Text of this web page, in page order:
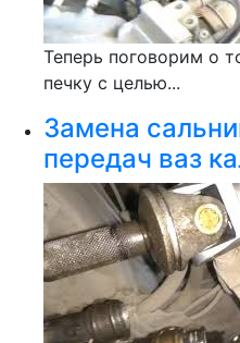
Теперь поговорим о
печку с целью...
Замена
передач ваз